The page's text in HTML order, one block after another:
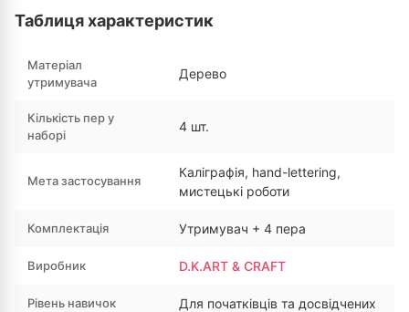
Таблиця характеристик
Матеріал
утримувача
Дерево
Кількість пер у
наборі
4 шт.
Мета застосування
Каліграфія, hand-lettering,
мистецькі роботи
Комплектація Утримувач + 4 пера
Виробник D.K.ART & CRAFT
Рівень навичок Для початківців та досвідчених